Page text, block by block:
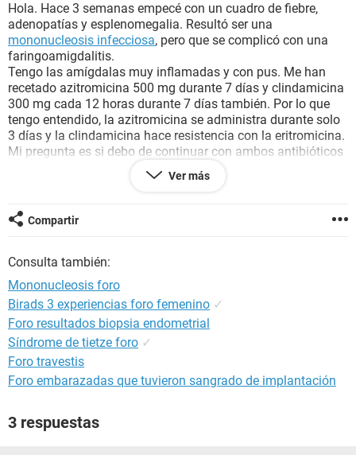
BIENESTAR
SEXUALIDAD
GLOSARIO
Hola. Hace 3 semanas empecé con un cuadro de fiebre,
adenopatías y esplenomegalia. Resultó ser una
mononucleosis infecciosa, pero que se complicó con una
faringoamigdalitis.
Tengo las amígdalas muy inflamadas y con pus. Me han
recetado azitromicina 500 mg durante 7 días y clindamicina
300 mg cada 12 horas durante 7 días también. Por lo que
tengo entendido, la azitromicina se administra durante solo
3 días y la clindamicina hace resistencia con la eritromicina.
Mi pregunta es si debo de continuar con ambos antibióticos
a la vez, o terminar la azitromicina durante 3 días y luego
continuar con el dalacín. Estoy desesperada. Muchas
Ver más
Compartir
Consulta también:
Mononucleosis foro
Birads 3 experiencias foro femenino ✓
Foro resultados biopsia endometrial
Síndrome de tietze foro ✓
Foro travestis
Foro embarazadas que tuvieron sangrado de implantación
3 respuestas